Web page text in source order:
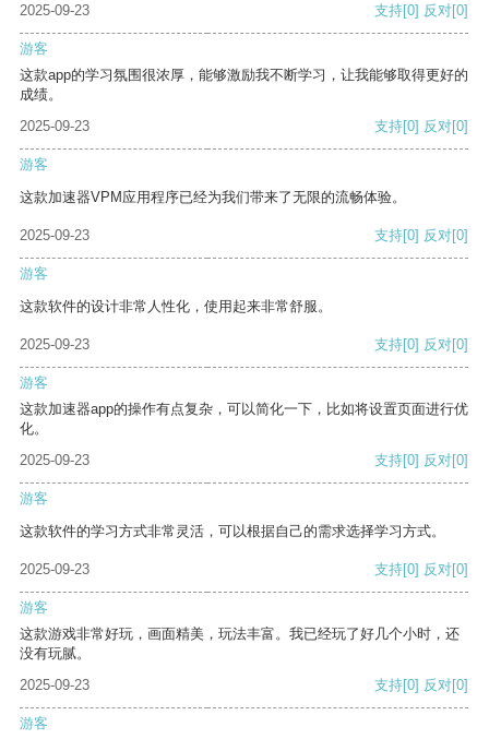
2025-09-23 支持[0] 反对[0]
游客
这款app的学习氛围很浓厚，能够激励我不断学习，让我能够取得更好的
成绩。
2025-09-23
支持[0] 反对[0]
游客
这款加速器VPM应用程序已经为我们带来了无限的流畅体验。
2025-09-23 支持[0] 反对[0]
游客
这款软件的设计非常人性化，使用起来非常舒服。
2025-09-23 支持[0] 反对[0]
游客
这款加速器app的操作有点复杂，可以简化一下，比如将设置页面进行优
化。
2025-09-23
支持[0] 反对[0]
游客
这款软件的学习方式非常灵活，可以根据自己的需求选择学习方式。
2025-09-23 支持[0] 反对[0]
游客
这款游戏非常好玩，画面精美，玩法丰富。我已经玩了好几个小时，还
没有玩腻。
2025-09-23
支持[0] 反对[0]
游客